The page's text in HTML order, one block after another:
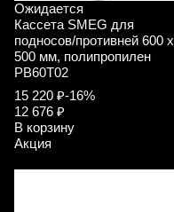
Ожидается
Кассета SMEG для
подносов/противней 600 x
500 мм, полипропилен
PB60T02
15 220 ₽-16%
12 676 ₽
В корзину
Акция